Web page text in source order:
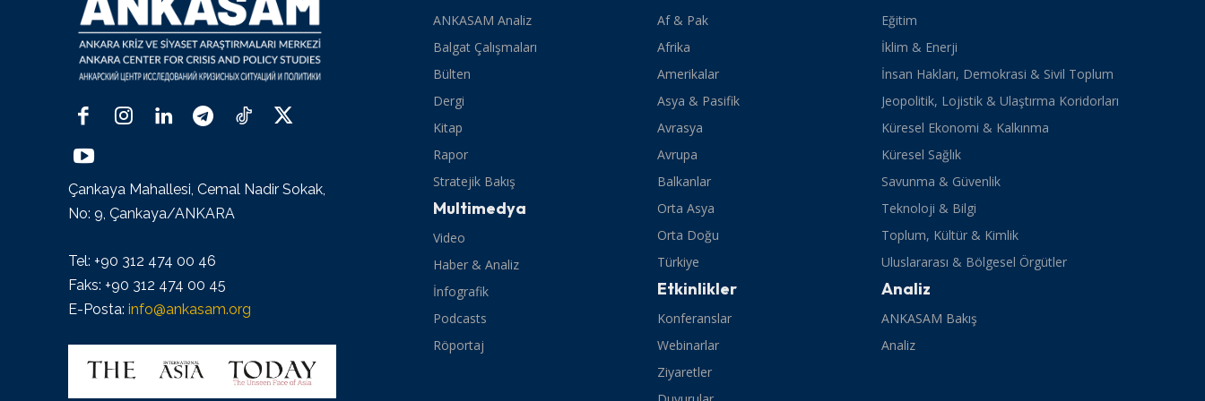
Çankaya Mahallesi, Cemal Nadir Sokak,
No: 9, Çankaya/ANKARA
Tel: +90 312 474 00 46
Faks: +90 312 474 00 45
E-Posta: info@ankasam.org
ANKASAM Analiz
Balgat Çalışmaları
Bülten
Dergi
Kitap
Rapor
Stratejik Bakış
Multimedya
Video
Haber & Analiz
İnfografik
Podcasts
Röportaj
Af & Pak
Afrika
Amerikalar
Asya & Pasifik
Avrasya
Avrupa
Balkanlar
Orta Asya
Orta Doğu
Türkiye
Etkinlikler
Konferanslar
Webinarlar
Ziyaretler
Eğitim
İklim & Enerji
İnsan Hakları, Demokrasi & Sivil Toplum
Jeopolitik, Lojistik & Ulaştırma Koridorları
Küresel Ekonomi & Kalkınma
Küresel Sağlık
Savunma & Güvenlik
Teknoloji & Bilgi
Toplum, Kültür & Kimlik
Uluslararası & Bölgesel Örgütler
Analiz
ANKASAM Bakış
Analiz